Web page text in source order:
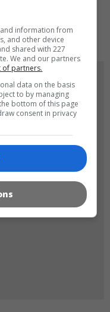
eninformation from
and other device
shared with 227
We and our partners
of partners.
data on the basis
to by managing
bottom of this page
consent in privacy